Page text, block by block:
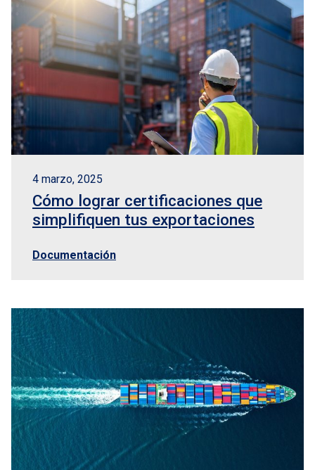
4 marzo, 2025
Cómo lograr certificaciones que
simplifiquen tus exportaciones
Documentación